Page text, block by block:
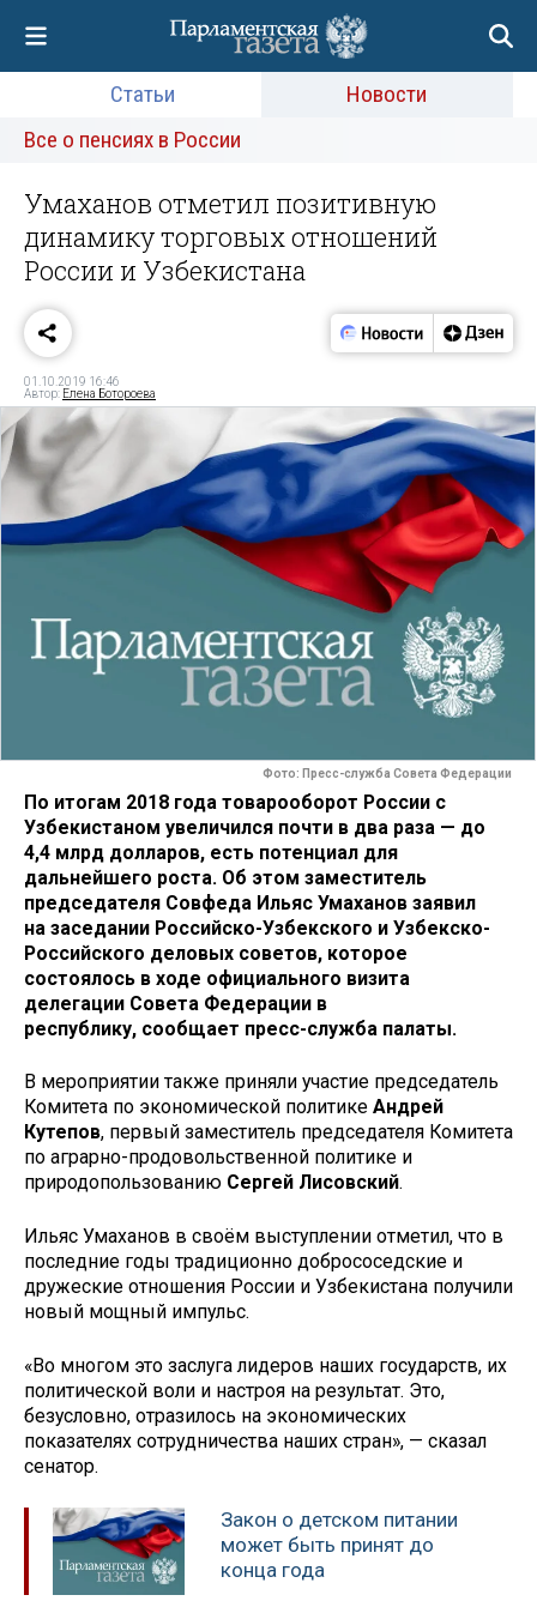
Статьи
Новости
Все о пенсиях в России
Умаханов отметил позитивную
динамику торговых отношений
России и Узбекистана
01.10.2019 16:46
Автор: Елена Ботороева
Фото: Пресс-служба Совета Федерации
По итогам 2018 года товарооборот России с
Узбекистаном увеличился почти в два раза — до
4,4 млрд долларов, есть потенциал для
дальнейшего роста. Об этом заместитель
председателя Совфеда Ильяс Умаханов заявил
на заседании Российско-Узбекского и Узбекско-
Российского деловых советов, которое
состоялось в ходе официального визита
делегации Совета Федерации в
республику, сообщает пресс-служба палаты.
В мероприятии также приняли участие председатель
Комитета по экономической политике Андрей
Кутепов, первый заместитель председателя Комитета
по аграрно-продовольственной политике и
природопользованию Сергей Лисовский.
Ильяс Умаханов в своём выступлении отметил, что в
последние годы традиционно добрососедские и
дружеские отношения России и Узбекистана получили
новый мощный импульс.
«Во многом это заслуга лидеров наших государств, их
политической воли и настроя на результат. Это,
безусловно, отразилось на экономических
показателях сотрудничества наших стран», — сказал
сенатор.
Закон о детском питании
может быть принят до
конца года